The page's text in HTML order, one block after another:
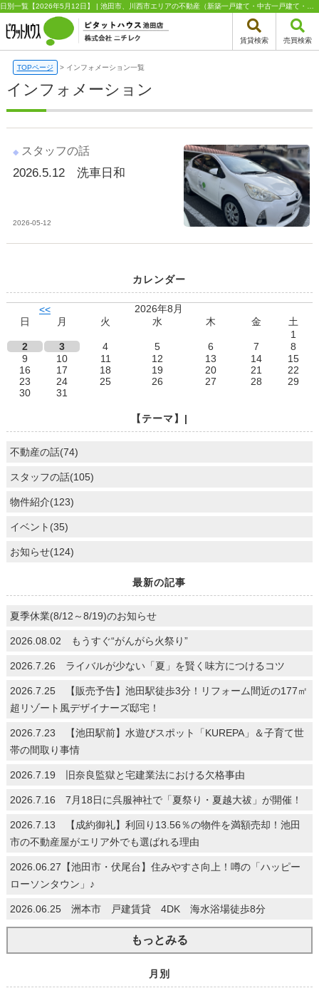
賃貸検索 売買検索
TOPページ > インフォメーション一覧
インフォメーション
スタッフの話
2026.5.12 洗車日和
2026-05-12
カレンダー
<<
2026年8月
日
月 火 水 木 金
土
1
2
3 4 5 6 7
8
9
10 11 12 13 14
15
16
17 18 19 20 21
22
23
24 25 26 27 28
29
30
31
【テーマ】|
不動産の話(74)
スタッフの話(105)
物件紹介(123)
イベント(35)
お知らせ(124)
最新の記事
夏季休業(8/12～8/19)のお知らせ
2026.08.02 もうすぐ“がんがら火祭り”
2026.7.26 ライバルが少ない「夏」を賢く味方につけるコツ
2026.7.25 【販売予告】池田駅徒歩3分！リフォーム間近の177㎡
超リゾート風デザイナーズ邸宅！
2026.7.23 【池田駅前】水遊びスポット「KUREPA」＆子育て世
帯の間取り事情
2026.7.19 旧奈良監獄と宅建業法における欠格事由
2026.7.16 7月18日に呉服神社で「夏祭り・夏越大祓」が開催！
2026.7.13 【成約御礼】利回り13.56％の物件を満額売却！池田
市の不動産屋がエリア外でも選ばれる理由
2026.06.27【池田市・伏尾台】住みやすさ向上！噂の「ハッピー
ローソンタウン」♪
2026.06.25 洲本市 戸建賃貸 4DK 海水浴場徒歩8分
もっとみる
月別